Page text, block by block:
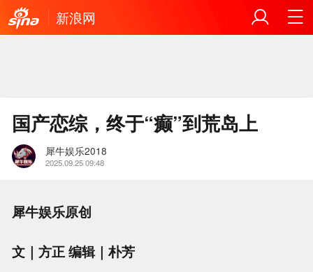
新浪网
国产恋综，终于“癫”到荒岛上
犀牛娱乐2018
2025.09.25 09:48
犀牛娱乐原创
文｜方正 编辑｜朴芳